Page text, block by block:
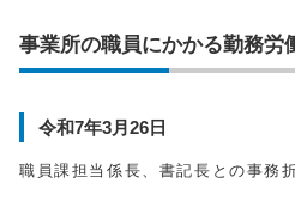
事業所の職員にかかる勤務労
令和7年3月26日
職員課担当係長、書記長との事務